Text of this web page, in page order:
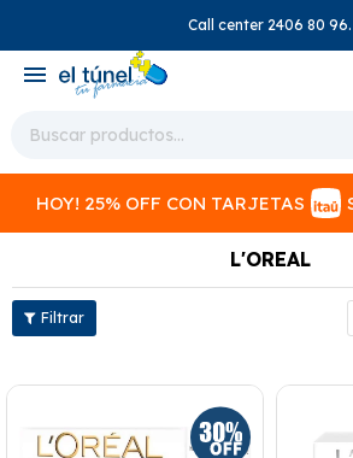
Call center 2406 80 96.
menu
HOY! 25% OFF CON TARJETAS
L'OREAL
close